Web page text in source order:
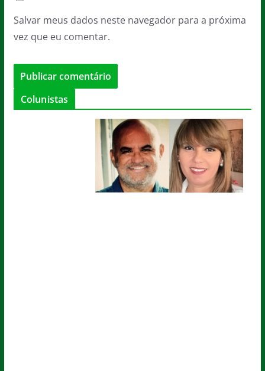
Salvar meus dados neste navegador para a próxima
vez que eu comentar.
Colunistas